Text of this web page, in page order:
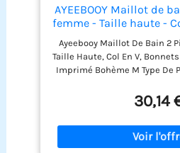
Ne
linge.
AYEEBOOY Maillot de
femme - Taille haute -
souples amovibles -
M
Ayeebooy Maillot De Bain 2
Taille Haute, Col En V,
Imprimé Bohème M Type De
30,14